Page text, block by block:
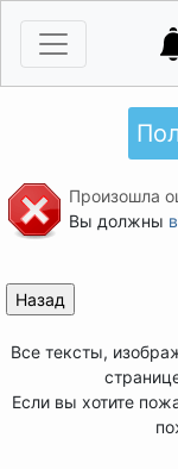
Произошла
Вы должны
Все тексты,
Если вы хотите